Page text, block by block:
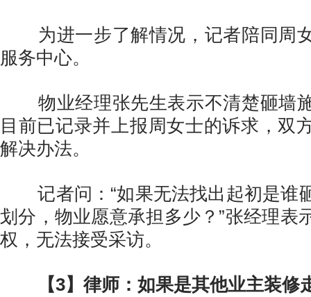
为进一步了解情况，记者陪同周
服务中心。
物业经理张先生表示不清楚砸墙
目前已记录并上报周女士的诉求，双
解决办法。
记者问：“如果无法找出起初是谁
划分，物业愿意承担多少？”张经理表
权，无法接受采访。
【3】律师：如果是其他业主装修